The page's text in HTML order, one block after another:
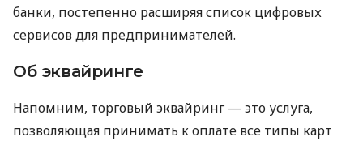
банки, постепенно расширяя список цифровых
сервисов для предпринимателей.
Об эквайринге
Напомним, торговый эквайринг — это услуга,
позволяющая принимать к оплате все типы карт